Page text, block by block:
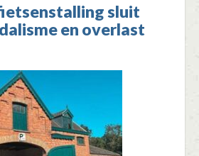
sluit
en overlast